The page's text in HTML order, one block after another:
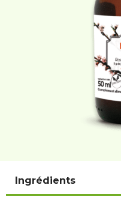
Ingrédients